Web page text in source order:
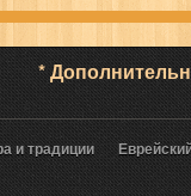
*
и традиции